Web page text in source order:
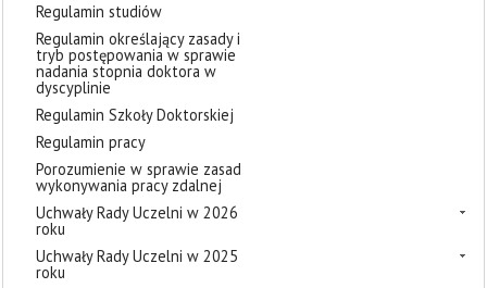
Regulamin studiów
Regulamin określający zasady i
tryb postępowania w sprawie
nadania stopnia doktora w
dyscyplinie
Regulamin Szkoły Doktorskiej
Regulamin pracy
Porozumienie w sprawie zasad
wykonywania pracy zdalnej
Uchwały Rady Uczelni w 2026
roku
Uchwały Rady Uczelni w 2025
roku